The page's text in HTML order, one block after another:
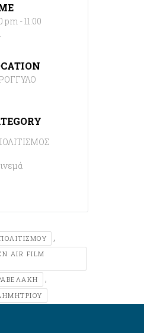
pm - 11:00
,
AIR FILM
,